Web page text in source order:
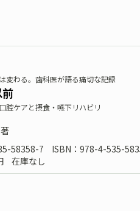
変わる。歯科医が語る痛切な記録
腔ケアと摂食・嚥下リハビリ
著
58358-7
ISBN：978-4-535-
在庫なし